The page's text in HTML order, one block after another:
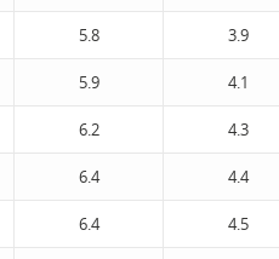
5.8 3.9
5.9 4.1
6.2 4.3
6.4 4.4
6.4 4.5